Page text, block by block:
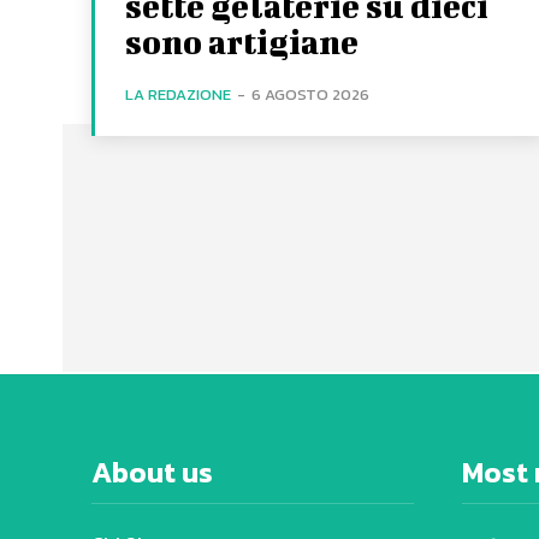
sono artigiane
LA REDAZIONE - 6 AGOSTO 2026
About us Most